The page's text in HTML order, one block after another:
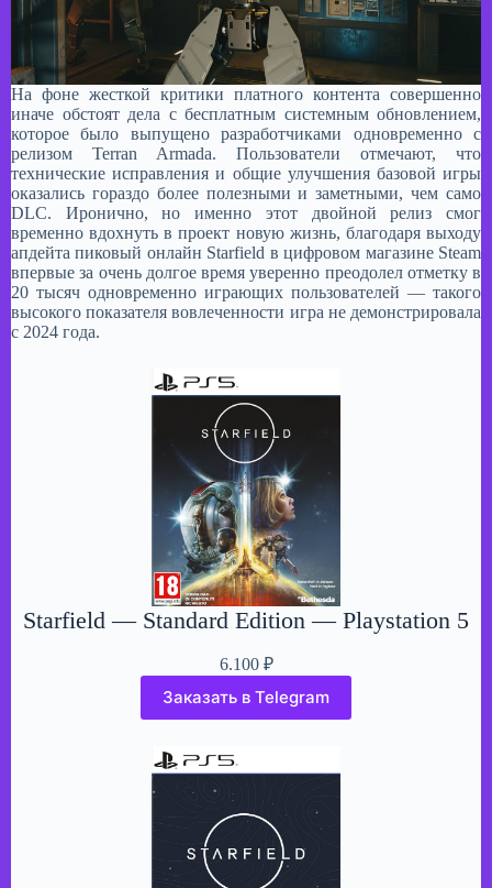
На фоне жесткой критики платного контента совершенно
иначе обстоят дела с бесплатным системным обновлением,
которое было выпущено разработчиками одновременно с
релизом Terran Armada. Пользователи отмечают, что
технические исправления и общие улучшения базовой игры
оказались гораздо более полезными и заметными, чем само
DLC. Иронично, но именно этот двойной релиз смог
временно вдохнуть в проект новую жизнь, благодаря выходу
апдейта пиковый онлайн Starfield в цифровом магазине Steam
впервые за очень долгое время уверенно преодолел отметку в
20 тысяч одновременно играющих пользователей — такого
высокого показателя вовлеченности игра не демонстрировала
с 2024 года.
Starfield — Standard Edition — Playstation 5
6.100 ₽
Заказать в Telegram